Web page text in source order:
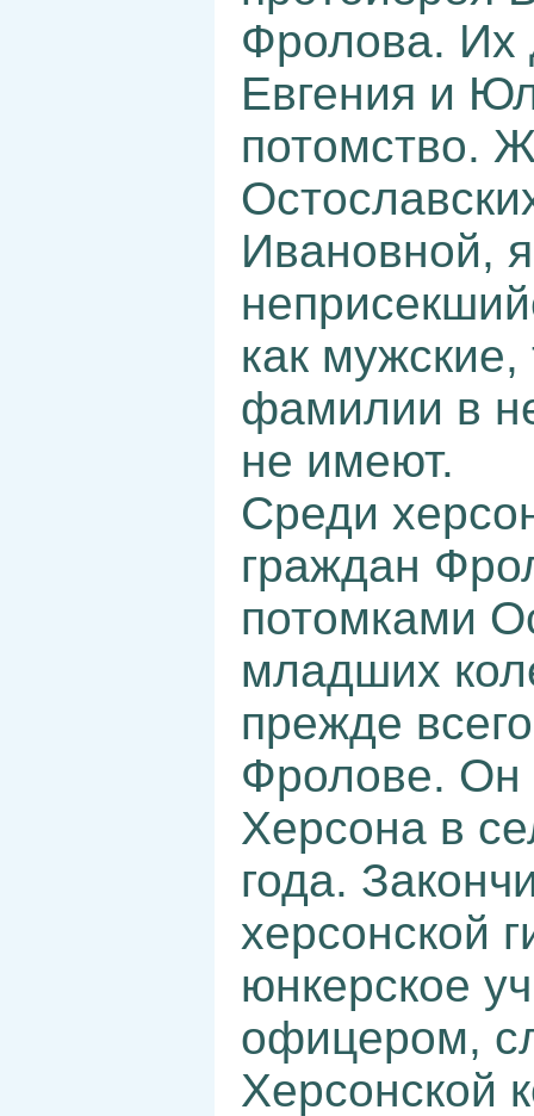
Фролова. Их
Евгения и
потомство.
Ивановной,
как
фамилии в
не имеют.
Среди
граждан
потомками
младших
прежде
Фролове. Он
Херсона в
года.
херсонской
юнкерское
офицером,
Херсонской